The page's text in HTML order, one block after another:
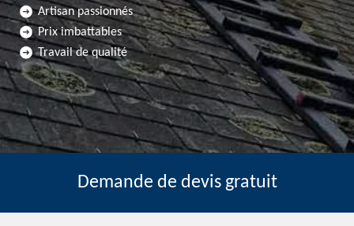
Artisan passionnés
Prix imbattables
Travail de qualité
Demande de devis gratuit